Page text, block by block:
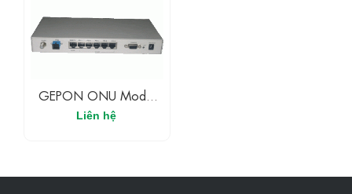
GEPON ONU Model
AN-E-ONU-5200-TV -
5 Cổng 10/100M + 1
Liên hệ